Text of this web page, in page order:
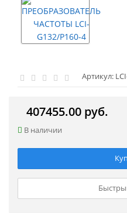
Артикул:
407455.00 руб.
В наличии